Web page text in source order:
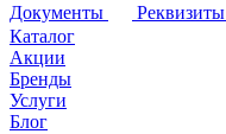
Документы
Реквизиты
Каталог
Акции
Бренды
Услуги
Блог